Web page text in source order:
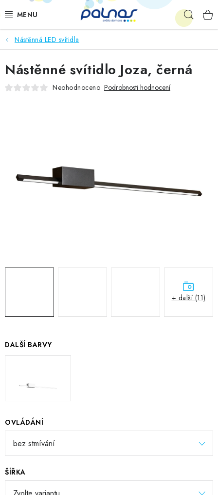
na
OSVĚTLENÍ INTERIÉRU
LED
VENKOVNÍ OSVĚTLENÍ
Nástěnná LED svítidla
DALŠÍ BARVY
OVLÁDÁNÍ
ŠÍŘKA
Nástěnné svítidlo Joza, černá
Neohodnoceno Podrobnosti hodnocení
+ další (11)